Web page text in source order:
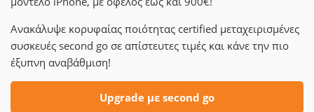
Ανακάλυψε κορυφαίας ποιότητας certified μεταχειρισμένες
συσκευές second go σε απίστευτες τιμές και κάνε την πιο
έξυπνη αναβάθμιση!
Upgrade με second go